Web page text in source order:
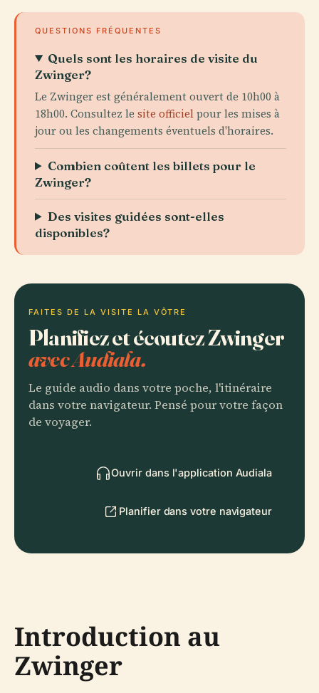
QUESTIONS FRÉQUENTES
Quels sont les horaires de visite du
Zwinger?
Le Zwinger est généralement ouvert de 10h00 à
18h00. Consultez le site officielpour les mises à
jour ou les changements éventuels d'horaires.
Combien coûtent les billets pour le
Zwinger?
Des visites guidées sont-elles
disponibles?
FAITES DE LA VISITE LA VÔTRE
Planifiez et écoutez Zwinger
avec Audiala.
Le guide audio dans votre poche, l'itinéraire
dans votre navigateur. Pensé pour votre façon
de voyager.
Ouvrir dans l'application Audiala
Planifier dans votre navigateur
Introduction au
Zwinger